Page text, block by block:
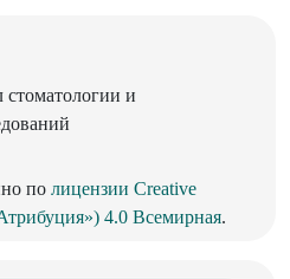
и
по лицензии Creative
4.0 Всемирная.